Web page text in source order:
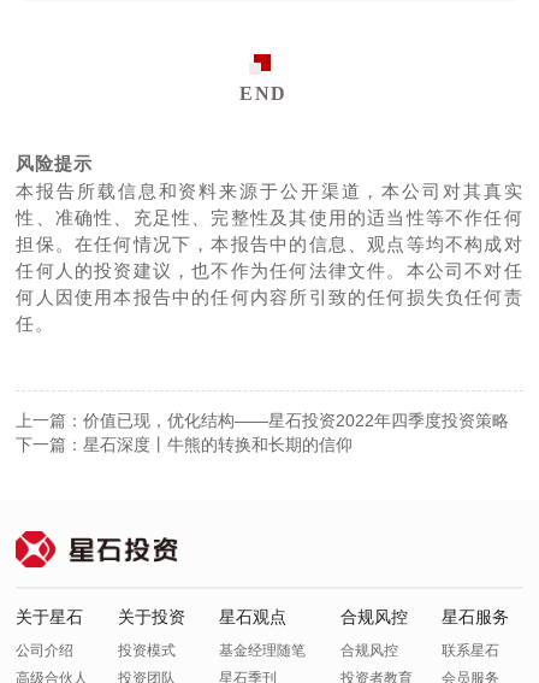
END
风险提示
本报告所载信息和资料来源于公开渠道，本公司对其真实
性、准确性、充足性、完整性及其使用的适当性等不作任何
担保。在任何情况下，本报告中的信息、观点等均不构成对
任何人的投资建议，也不作为任何法律文件。本公司不对任
何人因使用本报告中的任何内容所引致的任何损失负任何责
任。
上一篇：价值已现，优化结构——星石投资2022年四季度投资策略
下一篇：星石深度丨牛熊的转换和长期的信仰
关于星石
公司介绍
高级合伙人
关于投资
投资模式
投资团队
星石观点
基金经理随笔
星石季刊
合规风控
合规风控
投资者教育
星石服务
联系星石
会员服务